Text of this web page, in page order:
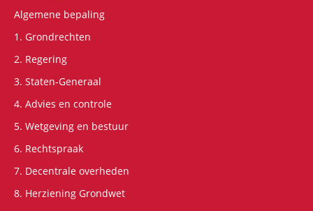
Algemene bepaling
1. Grondrechten
2. Regering
3. Staten-Generaal
4. Advies en controle
5. Wetgeving en bestuur
6. Rechtspraak
7. Decentrale overheden
8. Herziening Grondwet